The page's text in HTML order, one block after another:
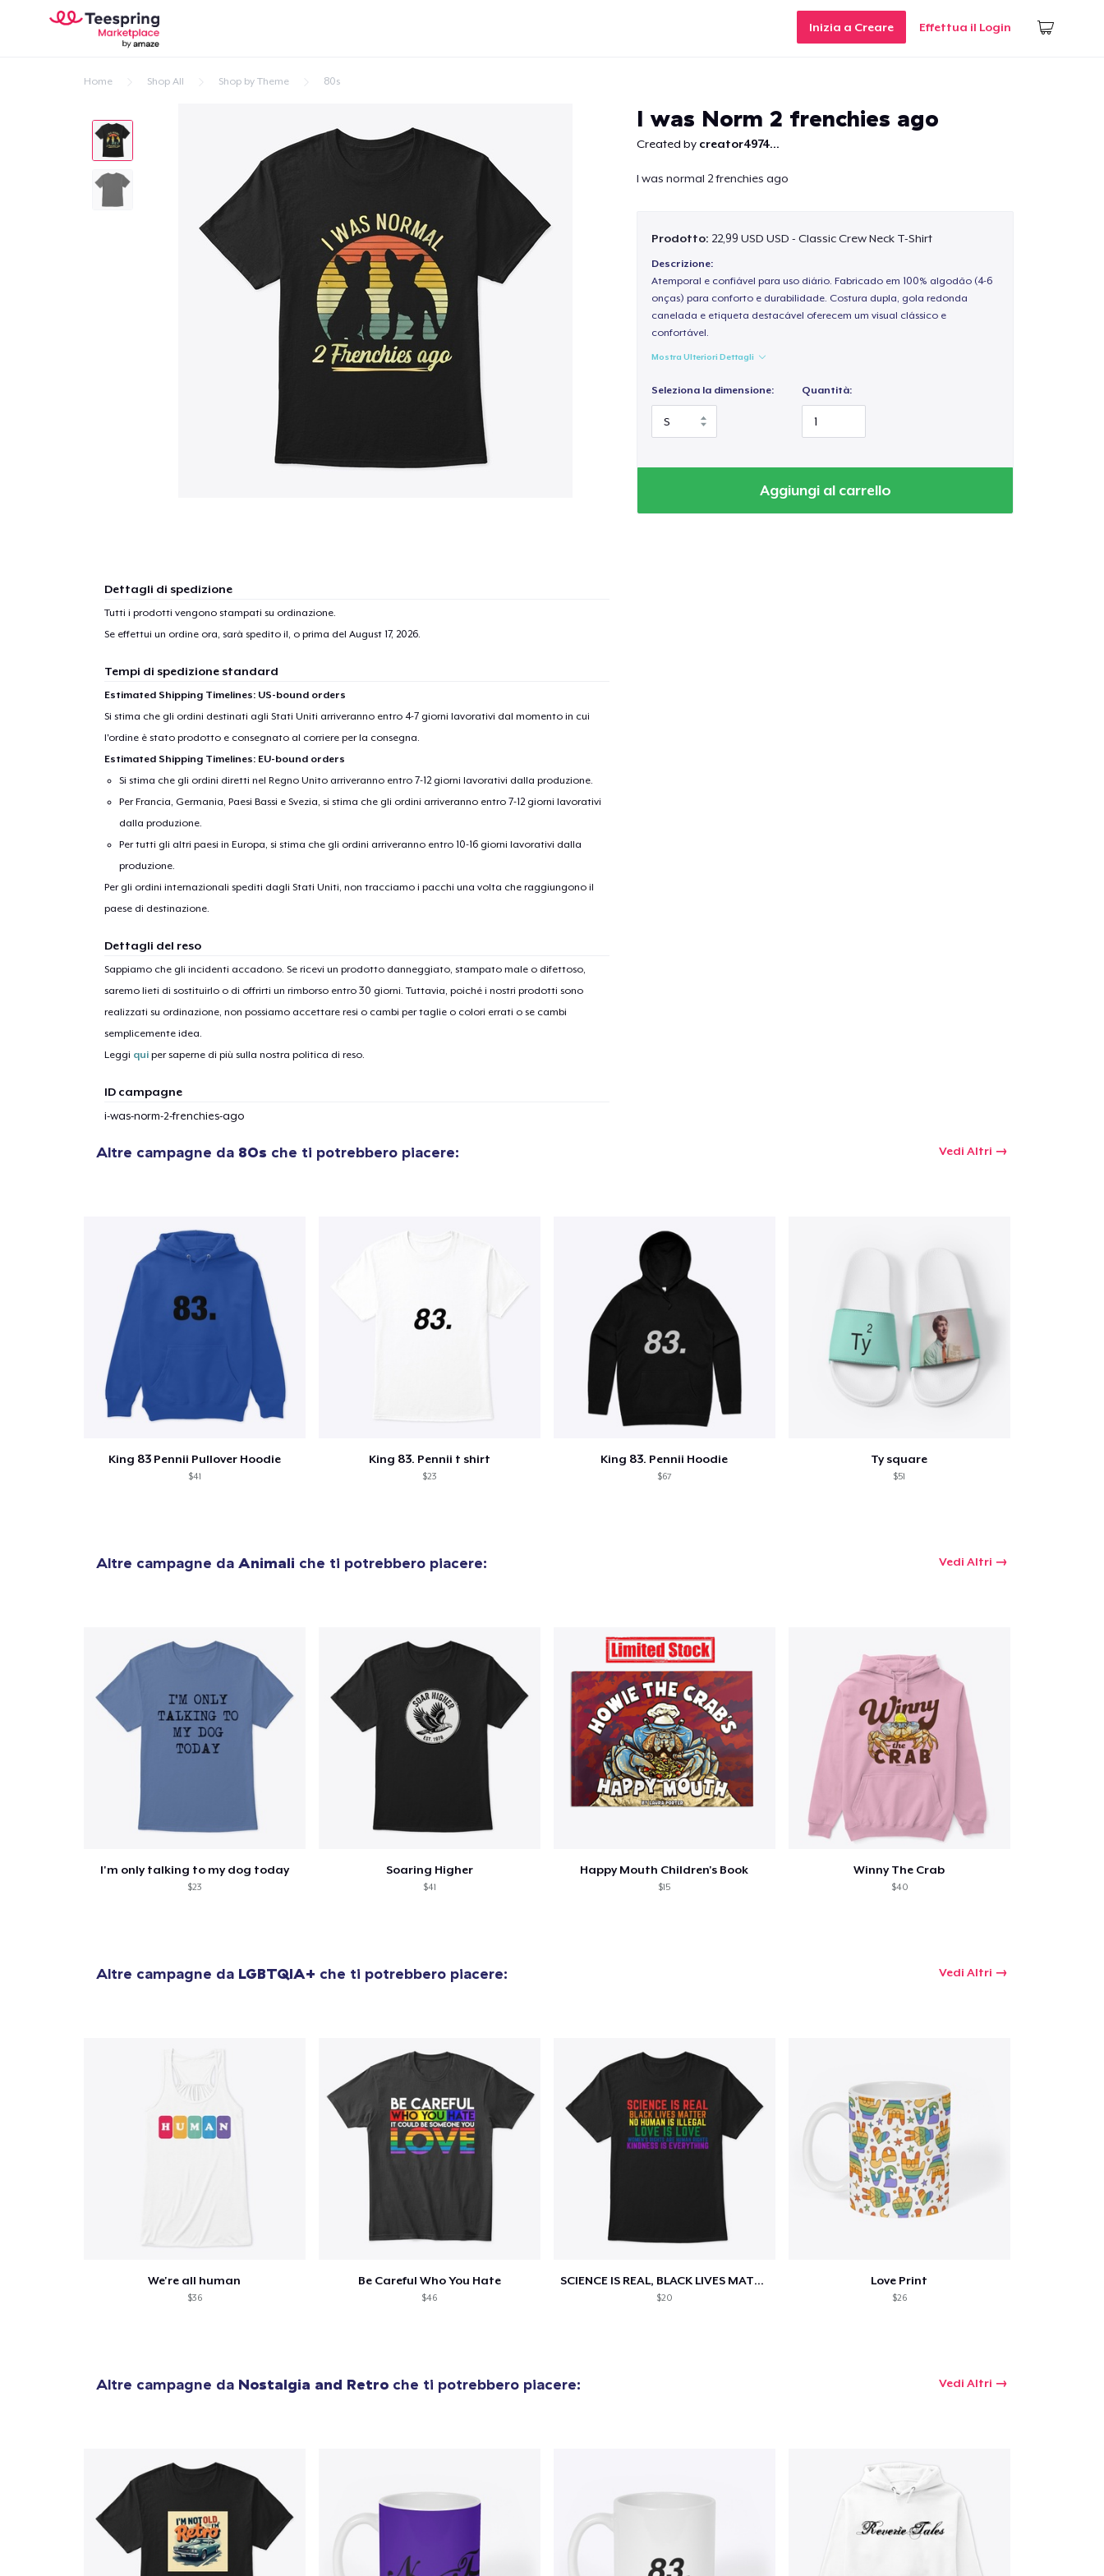
Inizia a Creare Effettua il Login
Home Shop All Shop by Theme 80s
I was Norm 2 frenchies ago
Created by creator4974...
I was normal 2 frenchies ago
Prodotto: 22,99 USD USD - Classic Crew Neck T-Shirt
Descrizione:
Atemporal e confiável para uso diário. Fabricado em 100% algodão (4-6
onças) para conforto e durabilidade. Costura dupla, gola redonda
canelada e etiqueta destacável oferecem um visual clássico e
confortável.
Mostra Ulteriori Dettagli
Seleziona la dimensione: Quantità:
Aggiungi al carrello
Dettagli di spedizione
Tutti i prodotti vengono stampati su ordinazione.
Se effettui un ordine ora, sarà spedito il, o prima del August 17, 2026.
Tempi di spedizione standard
Estimated Shipping Timelines: US-bound orders
Si stima che gli ordini destinati agli Stati Uniti arriveranno entro 4-7 giorni lavorativi dal momento in cui
l'ordine è stato prodotto e consegnato al corriere per la consegna.
Estimated Shipping Timelines: EU-bound orders
Si stima che gli ordini diretti nel Regno Unito arriveranno entro 7-12 giorni lavorativi dalla produzione.
Per Francia, Germania, Paesi Bassi e Svezia, si stima che gli ordini arriveranno entro 7-12 giorni lavorativi
dalla produzione.
Per tutti gli altri paesi in Europa, si stima che gli ordini arriveranno entro 10-16 giorni lavorativi dalla
produzione.
Per gli ordini internazionali spediti dagli Stati Uniti, non tracciamo i pacchi una volta che raggiungono il
paese di destinazione.
Dettagli del reso
Sappiamo che gli incidenti accadono. Se ricevi un prodotto danneggiato, stampato male o difettoso,
saremo lieti di sostituirlo o di offrirti un rimborso entro 30 giorni. Tuttavia, poiché i nostri prodotti sono
realizzati su ordinazione, non possiamo accettare resi o cambi per taglie o colori errati o se cambi
semplicemente idea.
Leggi quiper saperne di più sulla nostra politica di reso.
ID campagne
i-was-norm-2-frenchies-ago
Altre campagne da 80s che ti potrebbero piacere: Vedi Altri
King 83 Pennii Pullover Hoodie
$41
King 83. Pennii t shirt
$23
King 83. Pennii Hoodie
$67
Ty square
$51
Altre campagne da Animali che ti potrebbero piacere: Vedi Altri
I'm only talking to my dog today
$23
Soaring Higher
$41
Happy Mouth Children's Book
$15
Winny The Crab
$40
Altre campagne da LGBTQIA+ che ti potrebbero piacere: Vedi Altri
We're all human
$36
Be Careful Who You Hate
$46
SCIENCE IS REAL, BLACK LIVES MATTER
$20
Love Print
$26
Altre campagne da Nostalgia and Retro che ti potrebbero piacere: Vedi Altri